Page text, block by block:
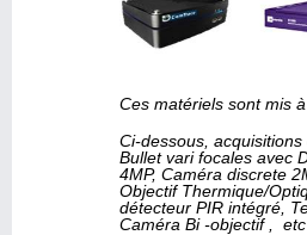
Ces matériels sont mis
Ci-dessous,
Bullet vari focales avec
4MP, Caméra discrete
Objectif Thermique/
détecteur PIR intégré,
Caméra Bi -objectif , etc